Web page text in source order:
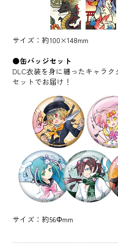
サイズ：約100×148mm
●缶バッジセット
DLC衣装を身に纏ったキャラク
セットでお届け！
サイズ：約56Φmm